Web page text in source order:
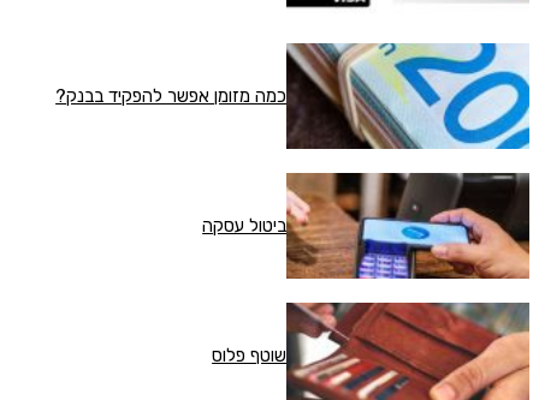
כמה מזומן אפשר להפקיד בבנק?
ביטול עסקה
שוטף פלוס